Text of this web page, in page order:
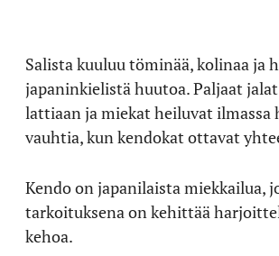
Salista kuuluu töminää, kolinaa ja
japaninkielistä huutoa. Paljaat
lattiaan ja miekat heiluvat ilmassa
vauhtia, kun kendokat ottavat
Kendo on japanilaista miekkailua,
tarkoituksena on kehittää
kehoa.